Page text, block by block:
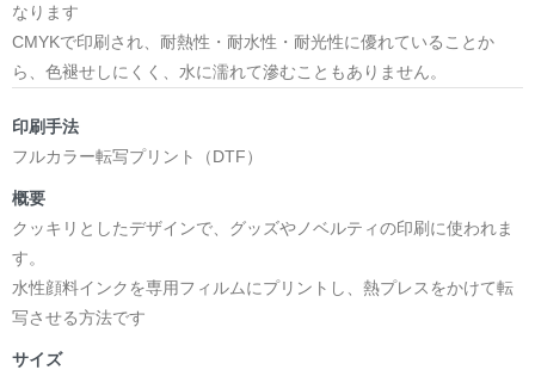
なります
CMYKで印刷され、耐熱性・耐水性・耐光性に優れていることか
ら、色褪せしにくく、水に濡れて滲むこともありません。
印刷手法
フルカラー転写プリント（DTF）
概要
クッキリとしたデザインで、グッズやノベルティの印刷に使われま
す。
水性顔料インクを専用フィルムにプリントし、熱プレスをかけて転
写させる方法です
サイズ